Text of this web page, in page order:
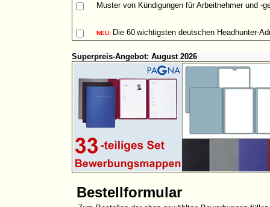
Muster von Kündigungen für Arbeitnehmer und -
NEU: Die 60 wichtigsten deutschen Headhunter-
Superpreis-Angebot: August 2026
Bestellformular